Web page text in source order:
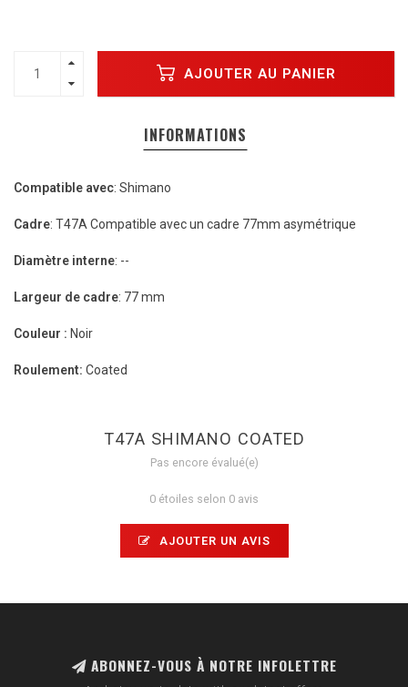
AJOUTER AU PANIER
INFORMATIONS
Compatible avec: Shimano
Cadre: T47A Compatible avec un cadre 77mm asymétrique
Diamètre interne: --
Largeur de cadre: 77 mm
Couleur : Noir
Roulement: Coated
T47A SHIMANO COATED
Pas encore évalué(e)
0 étoiles selon 0 avis
AJOUTER UN AVIS
ABONNEZ-VOUS À NOTRE INFOLETTRE